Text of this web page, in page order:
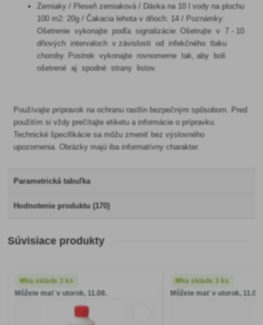
Zemiaky / Pleseň zemiaková / Dávka na 10 l vody na plochu
100 m2: 20g / Čakacia lehota v dňoch: 14 / Poznámky:
Ošetrenie vykonajte podľa signalizácie. Ošetrujte v 7 - 10
dňových intervaloch v závislosti od infekčného tlaku
choroby. Postrek vykonajte rovnomerne tak, aby boli
ošetrené aj spodné strany listov.
Používajte prípravok na ochranu rastlín bezpečným spôsobom. Pred
použitím si vždy prečítajte etiketu a informácie o prípravku.
Technické špecifikácie sa môžu zmeniť bez výslovného
upozornenia. Obrázky majú iba informatívny charakter.
Parametrická tabuľka
Hodnotenie produktu (170)
Súvisiace produkty
Na sklade 3 ks
Môžete mať v utorok, 11.08.
Na sklade 3 ks
Môžete mať v utorok, 11.08.